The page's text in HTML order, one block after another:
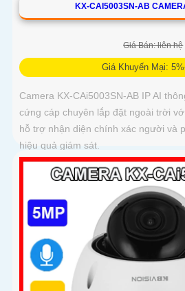
KX-CAI5003SN-AB
Giá Bán: liên hệ
Giá Khuyến Mại:
Camera KX-CAi5003SN-AB IP AI
cứng cáp chuyên lắp đặt ngoài trời
hỗ trợ nhận diện chính xác người và
hiệu quả giám sát.